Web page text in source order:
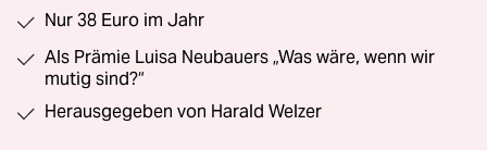
Nur 38 Euro im Jahr
Als Prämie Luisa Neubauers „Was wäre, wenn wir
mutig sind?“
Herausgegeben von Harald Welzer